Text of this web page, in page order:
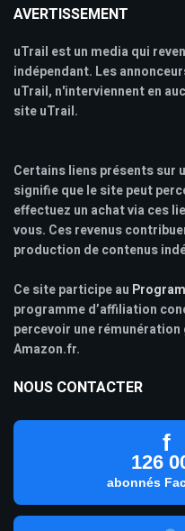
AVERTISSEMENT
uTrail est un media qui
indépendant. Les
uTrail, n'interviennent en
site uTrail.
Certains liens présents sur
signifie que le site peut
effectuez un achat via ces
vous. Ces revenus
production de contenus
Ce site participe au
programme d’affiliation
percevoir une
Amazon.fr.
NOUS CONTACTER
f
126
abonnés